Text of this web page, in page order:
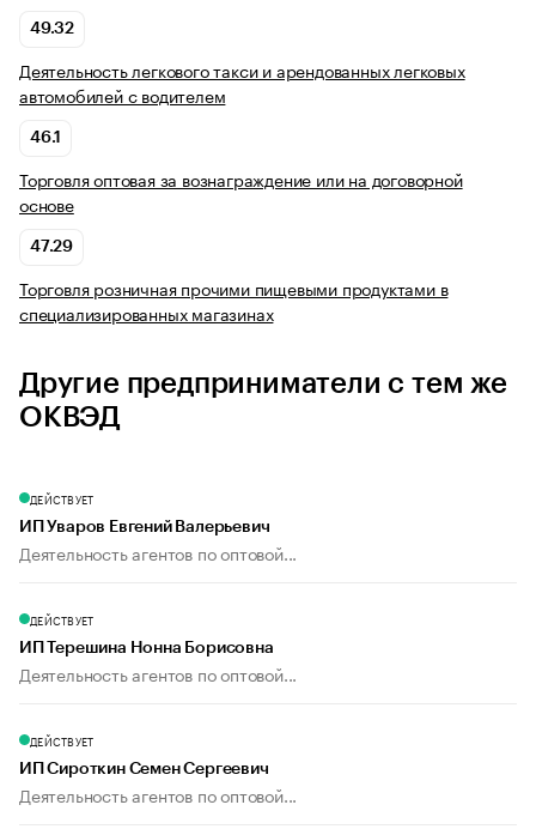
49.32
Деятельность легкового такси и арендованных легковых
автомобилей с водителем
46.1
Торговля оптовая за вознаграждение или на договорной
основе
47.29
Торговля розничная прочими пищевыми продуктами в
специализированных магазинах
Другие предприниматели с тем же
ОКВЭД
ДЕЙСТВУЕТ
ИП Уваров Евгений Валерьевич
Деятельность агентов по оптовой...
ДЕЙСТВУЕТ
ИП Терешина Нонна Борисовна
Деятельность агентов по оптовой...
ДЕЙСТВУЕТ
ИП Сироткин Семен Сергеевич
Деятельность агентов по оптовой...